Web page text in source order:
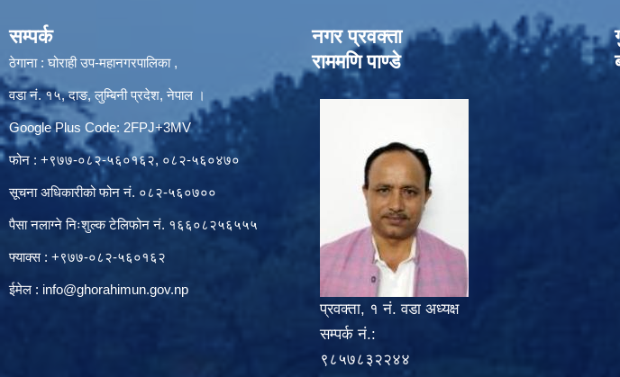
सम्पर्क
ठेगाना : घोराही उप-महानगरपालिका ,
वडा नं. १५, दाङ, लुम्बिनी प्रदेश, नेपाल ।
Google Plus Code: 2FPJ+3MV
फोन : +९७७-०८२-५६०१६२, ०८२-५६०४७०
सूचना अधिकारीको फोन नं. ०८२-५६०७००
पैसा नलाग्ने निःशुल्क टेलिफोन नं. १६६०८२५६५५५
फ्याक्स : +९७७-०८२-५६०१६२
ईमेल : info@ghorahimun.gov.np
नगर प्रवक्ता
राममणि पाण्डे
प्रवक्ता, १ नं. वडा अध्यक्ष
सम्पर्क नं.:
९८५७८३२२४४